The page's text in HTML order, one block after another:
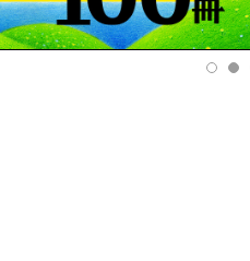
Pre
v